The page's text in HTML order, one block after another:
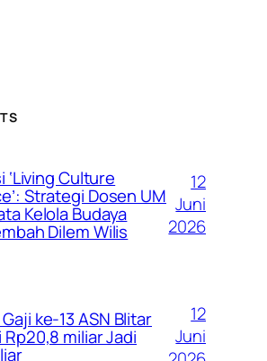
‘Living Culture
Strategi Dosen UM
Kelola Budaya
Dilem Wilis
12
Juni
2026
ke-13 ASN Blitar
miliar Jadi
12
Juni